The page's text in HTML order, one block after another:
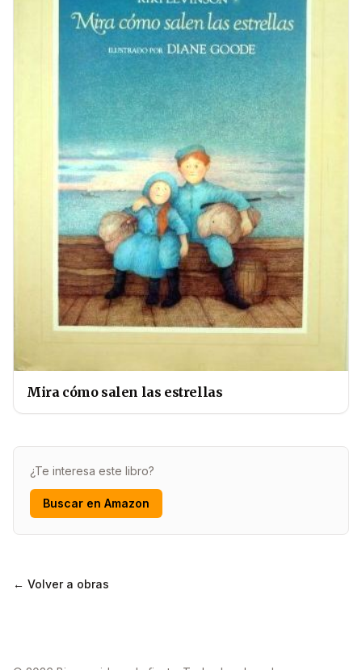
Mira cómo salen las estrellas
¿Te interesa este libro?
Buscar en Amazon
← Volver a obras